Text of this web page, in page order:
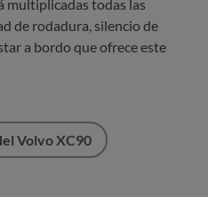
multiplicadas todas las
de rodadura, silencio de
a bordo que ofrece este
Volvo XC90